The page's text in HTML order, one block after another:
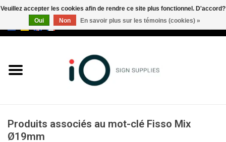
Marques
Appelez-nous au +32 3 353 67
Produits associés au mot-clé Fisso Mix
Ø19mm
Veuillez accepter les cookies afin de rendre ce site plus fonctionnel. D'accord?
Oui
Non En savoir plus sur les témoins (cookies) »